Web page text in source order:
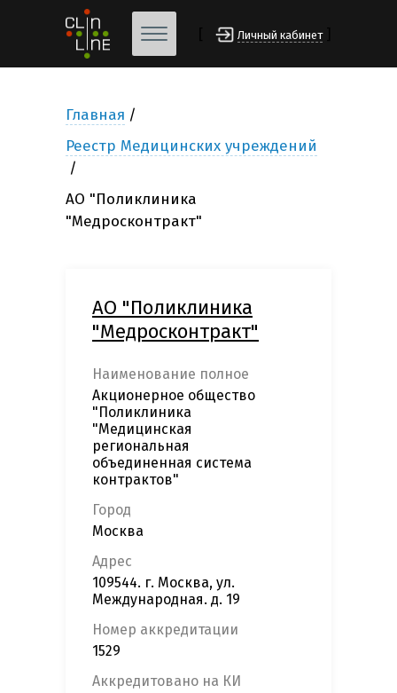
Личный кабинет
Главная
Реестр Медицинских учреждений
АО "Поликлиника
"Медросконтракт"
АО "Поликлиника
"Медросконтракт"
Наименование полное
Акционерное общество
"Поликлиника
"Медицинская
региональная
объединенная система
контрактов"
Город
Москва
Адрес
109544. г. Москва, ул.
Международная. д. 19
Номер аккредитации
1529
Аккредитовано на КИ